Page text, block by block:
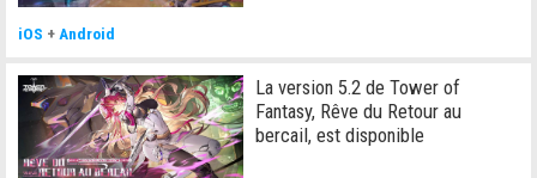
iOS + Android
La version 5.2 de Tower of
Fantasy, Rêve du Retour au
bercail, est disponible